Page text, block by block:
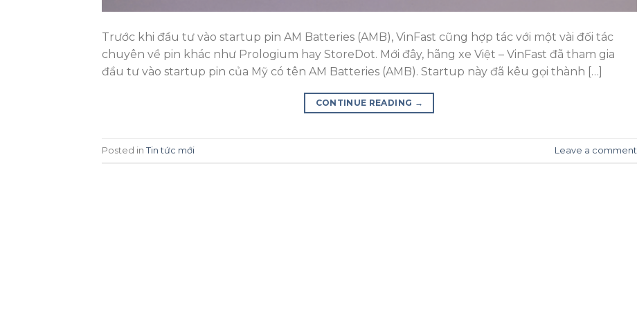
Trước khi đầu tư vào startup pin AM Batteries (AMB), VinFast cũng hợp tác với một vài đối tác
chuyên về pin khác như Prologium hay StoreDot. Mới đây, hãng xe Việt – VinFast đã tham gia
đầu tư vào startup pin của Mỹ có tên AM Batteries (AMB). Startup này đã kêu gọi thành […]
CONTINUE READING →
Posted in Tin tức mới Leave a comment